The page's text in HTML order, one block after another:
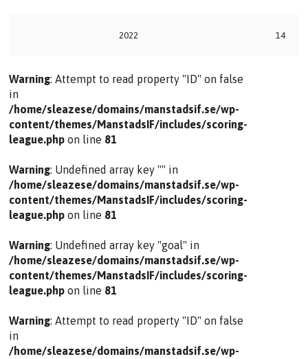
2022 14
Warning: Attempt to read property "ID" on false
in
/home/sleazese/domains/manstadsif.se/wp-
content/themes/ManstadsIF/includes/scoring-
league.php on line 81
Warning: Undefined array key "" in
/home/sleazese/domains/manstadsif.se/wp-
content/themes/ManstadsIF/includes/scoring-
league.php on line 81
Warning: Undefined array key "goal" in
/home/sleazese/domains/manstadsif.se/wp-
content/themes/ManstadsIF/includes/scoring-
league.php on line 81
Warning: Attempt to read property "ID" on false
in
/home/sleazese/domains/manstadsif.se/wp-